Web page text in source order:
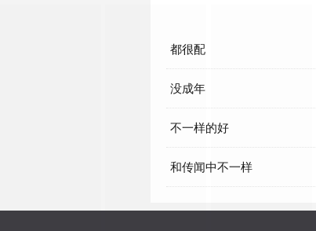
都很配
没成年
不一样的好
和传闻中不一样